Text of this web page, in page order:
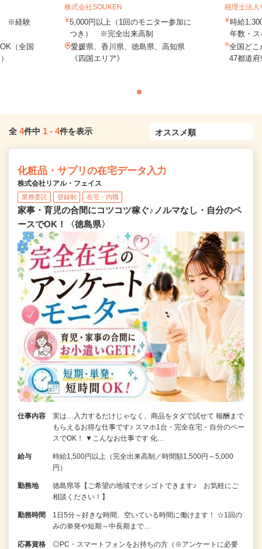
※経験
（全国
株式会社SOUKEN
5,000円以上（1回のモニター参加に
つき） ※完全出来高制
愛媛県、香川県、徳島県、高知県
《四国エリア》
税理士法人
時給
年数・
全国どこ
47都道
全 4件中 1 - 4件を表示
化粧品・サプリの在宅データ入力
株式会社リアル・フェイス
業務委託 登録制 在宅・内職
家事・育児の合間にコツコツ稼ぐ♪ノルマなし・自分のペ
ースでOK！〈徳島県〉
仕事内容
実は…入力するだけじゃなく、商品をタダで試せて 報酬まで
もらえるお得な仕事です♪ スマホ1台・完全在宅・自分のペー
スでOK！ ▼こんなお仕事です 化…
給与
時給1,500円以上（完全出来高制／時間額1,500円～5,000
円）
勤務地
徳島県等【ご希望の地域でオシゴトできます♪ お気軽にご
相談ください！】
勤務時間
1日5分～好きな時間、空いている時間に働けます！ ☆1回の
みの単発や短期～中長期まで…
応募資格
◎PC・スマートフォンをお持ちの方（※アンケートに必要